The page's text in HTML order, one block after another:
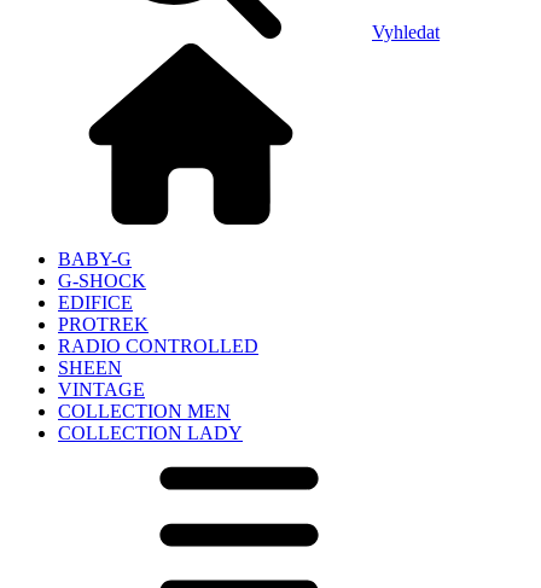
Vyhledat
BABY-G
G-SHOCK
EDIFICE
PROTREK
RADIO CONTROLLED
SHEEN
VINTAGE
COLLECTION MEN
COLLECTION LADY